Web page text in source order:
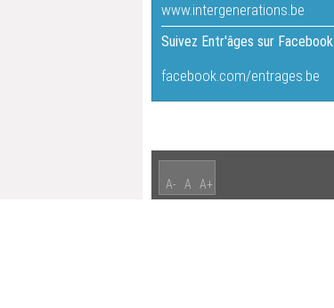
www.intergenerations.be
Suivez Entr'âges sur Facebook
facebook.com/entrages.be
A- A A+